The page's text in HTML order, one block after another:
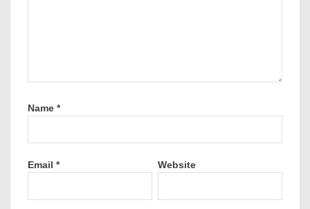
Name *
Email * Website